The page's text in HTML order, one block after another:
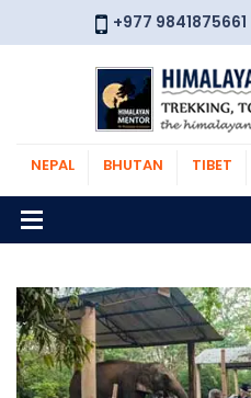
+977 9841875661
NEPAL BHUTAN TIBET